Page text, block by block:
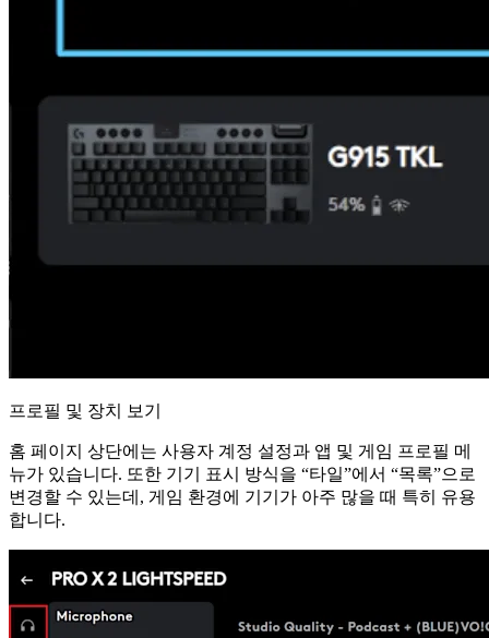
프로필 및 장치 보기
홈 페이지 상단에는 사용자 계정 설정과 앱 및 게임 프로필 메
뉴가 있습니다. 또한 기기 표시 방식을 “타일”에서 “목록”으로
변경할 수 있는데, 게임 환경에 기기가 아주 많을 때 특히 유용
합니다.